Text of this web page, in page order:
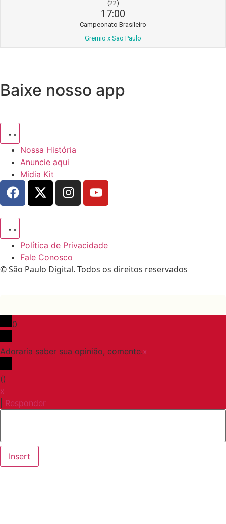
(22)
17:00
Campeonato Brasileiro
Gremio x Sao Paulo
Baixe nosso app
Nossa História
Anuncie aqui
Midia Kit
Política de Privacidade
Fale Conosco
© São Paulo Digital. Todos os direitos reservados
0
Adoraria saber sua opinião, comente.x
()
x
Responder
Insert